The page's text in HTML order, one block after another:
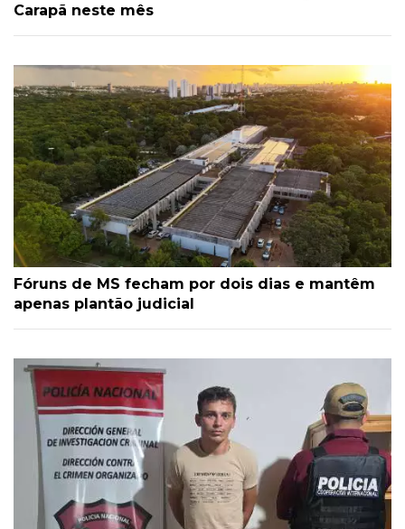
Carapã neste mês
Fóruns de MS fecham por dois dias e mantêm
apenas plantão judicial